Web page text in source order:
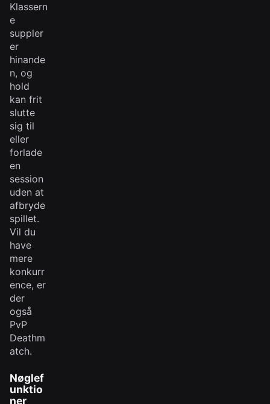
Klassern
e
suppler
er
hinande
n, og
hold
kan frit
slutte
sig til
eller
forlade
en
session
uden at
afbryde
spillet.
Vil du
have
mere
konkurr
ence, er
der
også
PvP
Deathm
atch.
Nøglef
unktio
ner